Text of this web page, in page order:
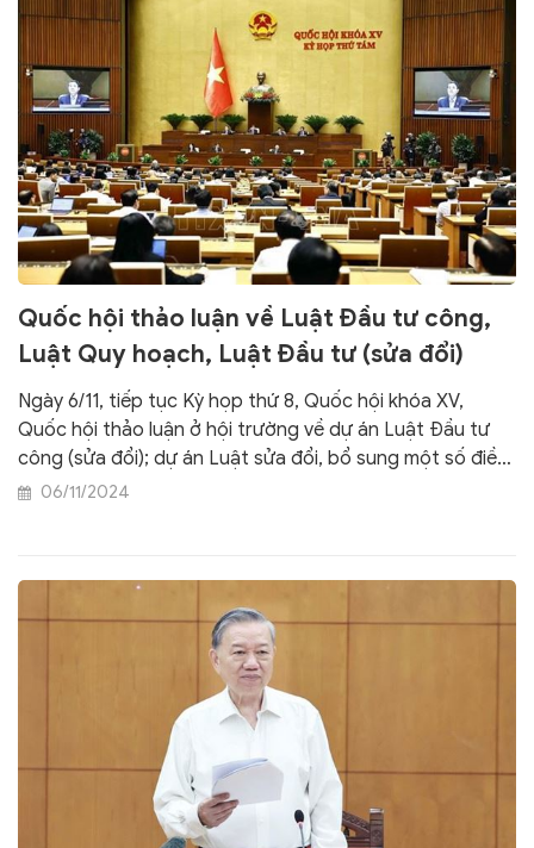
Quốc hội thảo luận về Luật Đầu tư công,
Luật Quy hoạch, Luật Đầu tư (sửa đổi)
Ngày 6/11, tiếp tục Kỳ họp thứ 8, Quốc hội khóa XV,
Quốc hội thảo luận ở hội trường về dự án Luật Đầu tư
công (sửa đổi); dự án Luật sửa đổi, bổ sung một số điều
của Luật Quy hoạch, Luật Đầu tư.
06/11/2024